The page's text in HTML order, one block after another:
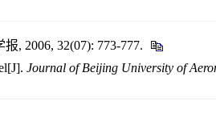
, 2006, 32(07): 773-777.
Journal of Beijing University of